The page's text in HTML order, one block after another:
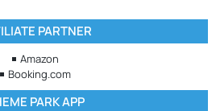
PARTNER
Amazon
Booking.com
PARK APP